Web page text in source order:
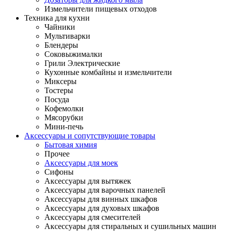
Измельчители пищевых отходов
Техника для кухни
Чайники
Мультиварки
Блендеры
Соковыжималки
Грили Электрические
Кухонные комбайны и измельчители
Миксеры
Тостеры
Посуда
Кофемолки
Мясорубки
Мини-печь
Аксессуары и сопутствующие товары
Бытовая химия
Прочее
Аксессуары для моек
Сифоны
Аксессуары для вытяжек
Аксессуары для варочных панелей
Аксессуары для винных шкафов
Аксессуары для духовых шкафов
Аксессуары для смесителей
Аксессуары для стиральных и сушильных машин